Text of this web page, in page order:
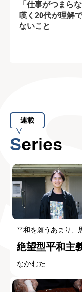
「仕事がつまら
嘆く20代が理解
ないこと
連載
Series
平和を願うあまり、
絶望型平和主
なかむた